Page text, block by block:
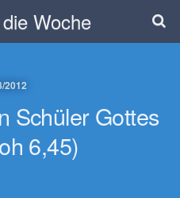
Woche
2012
Schüler Gottes
6,45)